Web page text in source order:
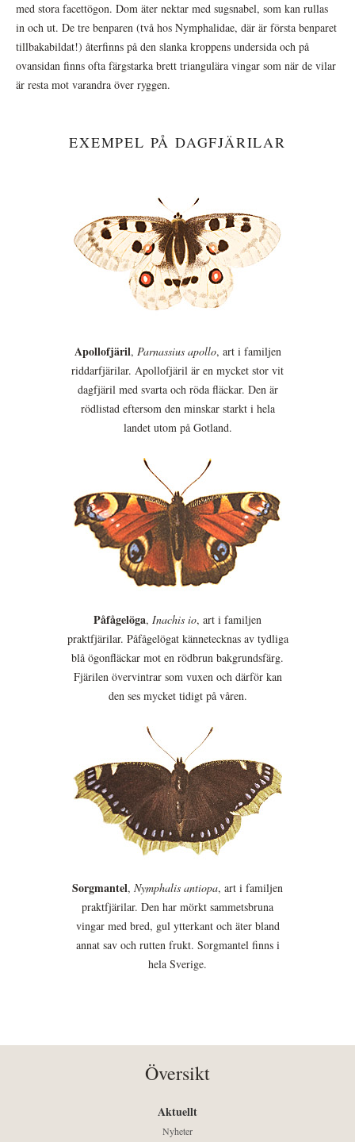
med stora facettögon. Dom äter nektar med sugsnabel, som kan rullas
in och ut. De tre benparen (två hos Nymphalidae, där är första benparet
tillbakabildat!) återfinns på den slanka kroppens undersida och på
ovansidan finns ofta färgstarka brett triangulära vingar som när de vilar
är resta mot varandra över ryggen.
EXEMPEL PÅ DAGFJÄRILAR
Apollofjäril, Parnassius apollo, art i familjen
riddarfjärilar. Apollofjäril är en mycket stor vit
dagfjäril med svarta och röda fläckar. Den är
rödlistad eftersom den minskar starkt i hela
landet utom på Gotland.
Påfågelöga, Inachis io, art i familjen
praktfjärilar. Påfågelögat kännetecknas av tydliga
blå ögonfläckar mot en rödbrun bakgrundsfärg.
Fjärilen övervintrar som vuxen och därför kan
den ses mycket tidigt på våren.
Sorgmantel, Nymphalis antiopa, art i familjen
praktfjärilar. Den har mörkt sammetsbruna
vingar med bred, gul ytterkant och äter bland
annat sav och rutten frukt. Sorgmantel finns i
hela Sverige.
Översikt
Aktuellt
Nyheter